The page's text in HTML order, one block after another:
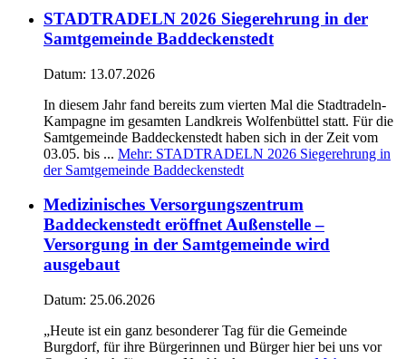
STADTRADELN 2026 Siegerehrung in der
Samtgemeinde Baddeckenstedt
Datum: 13.07.2026
In diesem Jahr fand bereits zum vierten Mal die Stadtradeln-
Kampagne im gesamten Landkreis Wolfenbüttel statt. Für die
Samtgemeinde Baddeckenstedt haben sich in der Zeit vom
03.05. bis ... Mehr: STADTRADELN 2026 Siegerehrung in
der Samtgemeinde Baddeckenstedt
Medizinisches Versorgungszentrum
Baddeckenstedt eröffnet Außenstelle –
Versorgung in der Samtgemeinde wird
ausgebaut
Datum: 25.06.2026
„Heute ist ein ganz besonderer Tag für die Gemeinde
Burgdorf, für ihre Bürgerinnen und Bürger hier bei uns vor